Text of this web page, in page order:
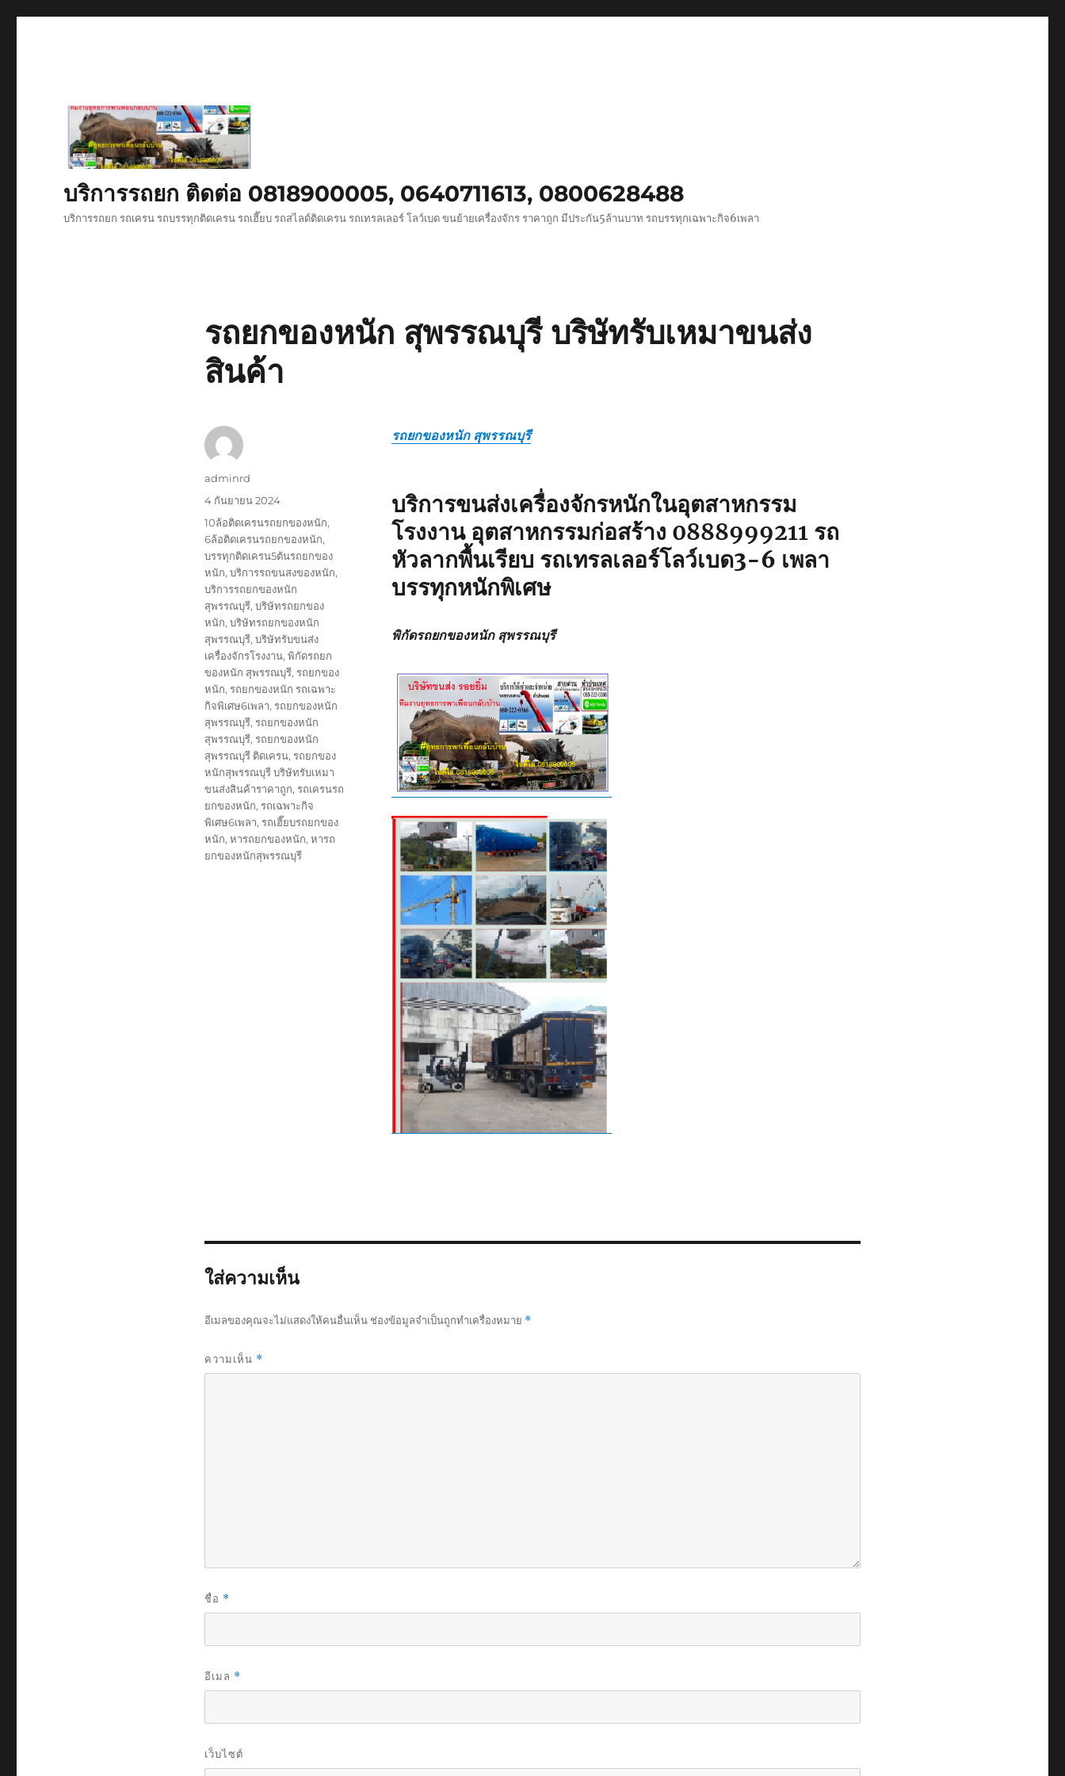
บริการรถยก ติดต่อ 0818900005, 0640711613, 0800628488
บริการรถยก รถเครน รถบรรทุกติดเครน รถเฮี๊ยบ รถสไลด์ติดเครน รถเทรลเลอร์ โลว์เบด ขนย้ายเครื่องจักร ราคาถูก มีประกัน5ล้านบาท รถบรรทุกเฉพาะกิจ6เพลา
รถยกของหนัก สุพรรณบุรี บริษัทรับเหมาขนส่ง
สินค้า
รถยกของหนัก สุพรรณบุรี
บริการขนส่งเครื่องจักรหนักในอุตสาหกรรม
โรงงาน อุตสาหกรรมก่อสร้าง 0888999211 รถ
หัวลากพื้นเรียบ รถเทรลเลอร์โลว์เบด3-6 เพลา
บรรทุกหนักพิเศษ
พิกัดรถยกของหนัก สุพรรณบุรี
ผู้
เขียน
adminrd
เขียน
เมื่อ
4 กันยายน 2024
ป้าย
กำกับ
10ล้อติดเครนรถยกของหนัก,
6ล้อติดเครนรถยกของหนัก,
บรรทุกติดเครน5ตันรถยกของ
หนัก, บริการรถขนสงของหนัก,
บริการรถยกของหนัก
สุพรรณบุรี, บริษัทรถยกของ
หนัก, บริษัทรถยกของหนัก
สุพรรณบุรี, บริษัทรับขนส่ง
เครื่องจักรโรงงาน, พิกัดรถยก
ของหนัก สุพรรณบุรี, รถยกของ
หนัก, รถยกของหนัก รถเฉพาะ
กิจพิเศษ6เพลา, รถยกของหนัก
สุพรรณบุรี, รถยกของหนัก
สุพรรณบุรี, รถยกของหนัก
สุพรรณบุรี ติดเครน, รถยกของ
หนักสุพรรณบุรี บริษัทรับเหมา
ขนส่งสินค้าราคาถูก, รถเครนรถ
ยกของหนัก, รถเฉพาะกิจ
พิเศษ6เพลา, รถเฮี๊ยบรถยกของ
หนัก, หารถยกของหนัก, หารถ
ยกของหนักสุพรรณบุรี
ใส่ความเห็น
อีเมลของคุณจะไม่แสดงให้คนอื่นเห็น ช่องข้อมูลจำเป็นถูกทำเครื่องหมาย *
ความเห็น *
ชื่อ *
อีเมล *
เว็บไซต์